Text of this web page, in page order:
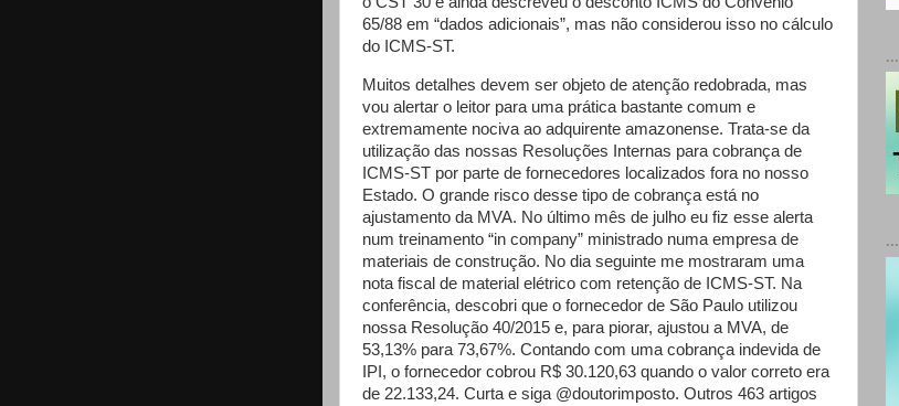
65/88 em “dados adicionais”, mas não considerou isso no cálculo
do ICMS-ST.
Muitos detalhes devem ser objeto de atenção redobrada, mas
vou alertar o leitor para uma prática bastante comum e
extremamente nociva ao adquirente amazonense. Trata-se da
utilização das nossas Resoluções Internas para cobrança de
ICMS-ST por parte de fornecedores localizados fora no nosso
Estado. O grande risco desse tipo de cobrança está no
ajustamento da MVA. No último mês de julho eu fiz esse alerta
num treinamento “in company” ministrado numa empresa de
materiais de construção. No dia seguinte me mostraram uma
nota fiscal de material elétrico com retenção de ICMS-ST. Na
conferência, descobri que o fornecedor de São Paulo utilizou
nossa Resolução 40/2015 e, para piorar, ajustou a MVA, de
53,13% para 73,67%. Contando com uma cobrança indevida de
IPI, o fornecedor cobrou R$ 30.120,63 quando o valor correto era
de 22.133,24. Curta e siga @doutorimposto. Outros 463 artigos
...
...